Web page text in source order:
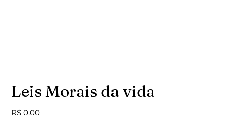
Leis Morais da vida
Preço
R$ 0,00